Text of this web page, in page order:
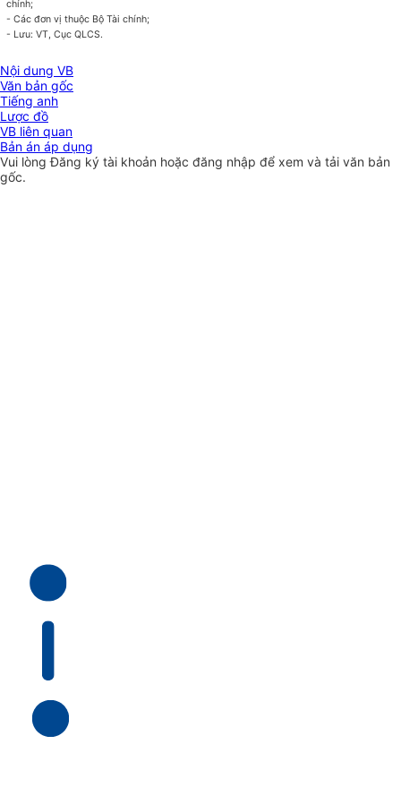
chính;
- Các đơn vị thuộc Bộ Tài chính;
- Lưu: VT, Cục QLCS.
Nội dung VB
Văn bản gốc
Tiếng anh
Lược đồ
VB liên quan
Bản án áp dụng
Vui lòngĐăng ký tài khoản hoặc đăng nhập để xem và tải văn bản
gốc.